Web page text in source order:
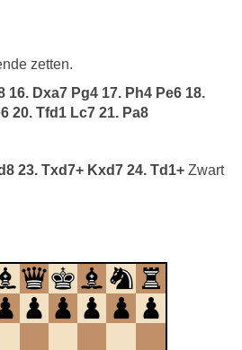
zetten.
Dxa7 Pg4 17. Ph4 Pe6 18.
20. Tfd1 Lc7 21. Pa8
23. Txd7+ Kxd7 24. Td1+ Zwart